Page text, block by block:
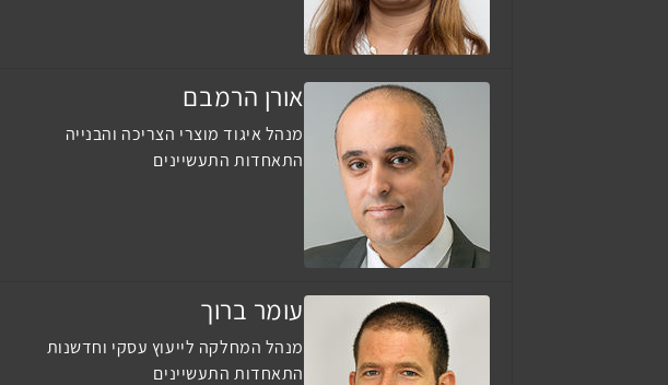
אורן הרמבם
מנהל איגוד מוצרי הצריכה והבנייה
התאחדות התעשיינים
עומר ברוך
מנהל המחלקה לייעוץ עסקי וחדשנות
התאחדות התעשיינים